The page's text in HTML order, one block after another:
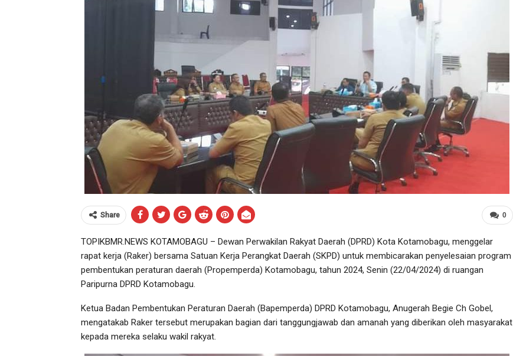
0
Share
TOPIKBMR.NEWS KOTAMOBAGU – Dewan Perwakilan Rakyat Daerah (DPRD) Kota Kotamobagu, menggelar
rapat kerja (Raker) bersama Satuan Kerja Perangkat Daerah (SKPD) untuk membicarakan penyelesaian program
pembentukan peraturan daerah (Propemperda) Kotamobagu, tahun 2024, Senin (22/04/2024) di ruangan
Paripurna DPRD Kotamobagu.
Ketua Badan Pembentukan Peraturan Daerah (Bapemperda) DPRD Kotamobagu, Anugerah Begie Ch Gobel,
mengatakab Raker tersebut merupakan bagian dari tanggungjawab dan amanah yang diberikan oleh masyarakat
kepada mereka selaku wakil rakyat.